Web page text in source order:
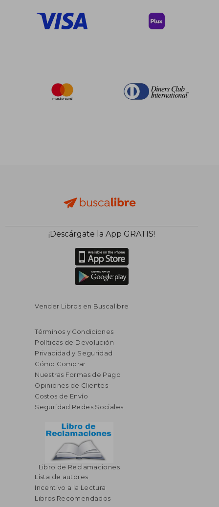
¡Descárgate la App GRATIS!
Vender Libros en Buscalibre
Términos y Condiciones
Políticas de Devolución
Privacidad y Seguridad
Cómo Comprar
Nuestras Formas de Pago
Opiniones de Clientes
Costos de Envío
Seguridad Redes Sociales
Libro de Reclamaciones
Lista de autores
Incentivo a la Lectura
Libros Recomendados